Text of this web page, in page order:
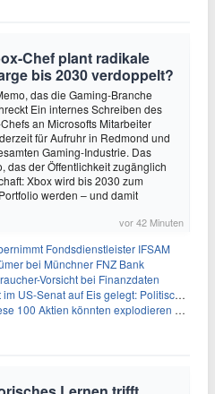
Chef plant radikale
bis 2030 verdoppelt?
das die Gaming-Branche
Ein internes Schreiben des
an Microsofts Mitarbeiter
für Aufruhr in Redmond und
Gaming-Industrie. Das
das der Öffentlichkeit zugänglich
Xbox wird bis 2030 zum
werden – und damit
vor 42 Minuten
Fondsdienstleister IFSAM
bei Münchner FNZ Bank
Vorsicht bei Finanzdaten
gelegt: Politische Differenzen verzögern Krypto-Gesetzgebung bis September
könnten explodieren – So schützen Sie Ihr Depot jetzt